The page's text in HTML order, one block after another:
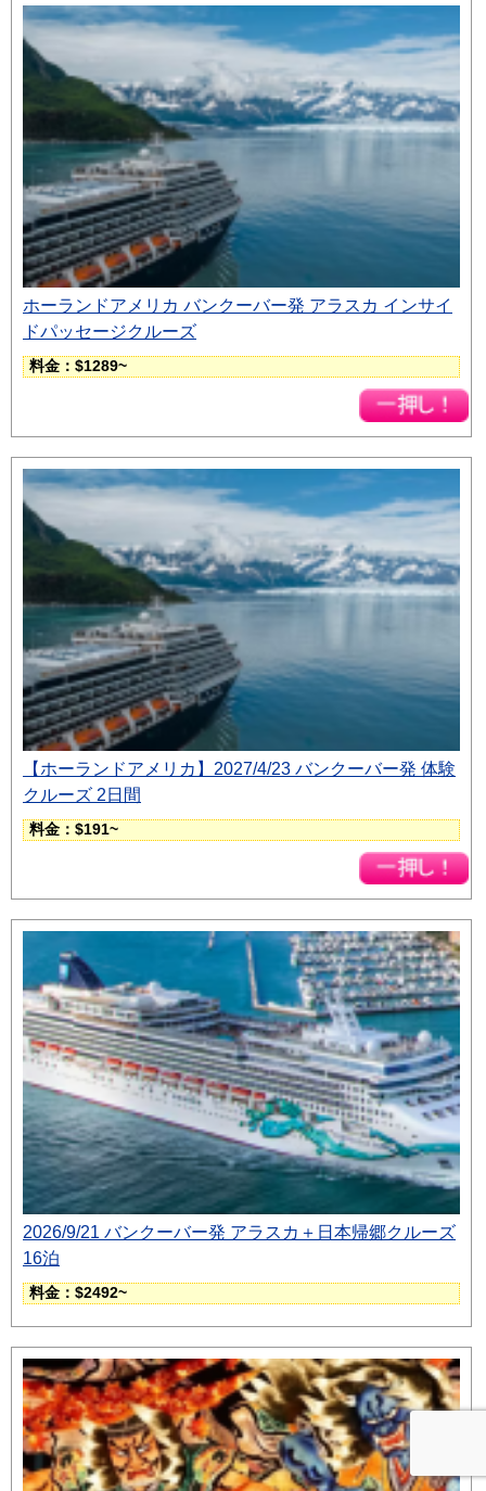
ホーランドアメリカ バンクーバー発 アラスカ インサイ
ドパッセージクルーズ
料金：$1289~
【ホーランドアメリカ】2027/4/23 バンクーバー発 体験
クルーズ 2日間
料金：$191~
2026/9/21 バンクーバー発 アラスカ＋日本帰郷クルーズ
16泊
料金：$2492~